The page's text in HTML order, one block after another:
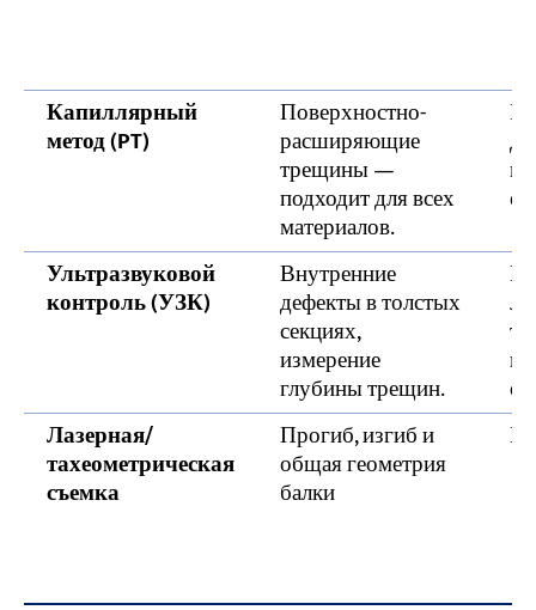
Капиллярный
метод (PT)
Поверхностно-
расширяющие
трещины —
подходит для всех
материалов.
Ультразвуковой
контроль (УЗК)
Внутренние
дефекты в толстых
секциях,
измерение
глубины трещин.
Лазерная/
тахеометрическая
съемка
Прогиб, изгиб и
общая геометрия
балки